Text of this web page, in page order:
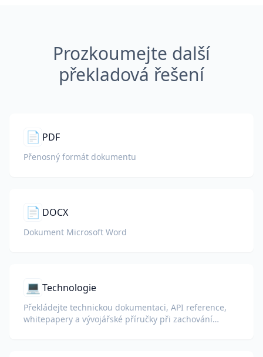
Prozkoumejte další
překladová řešení
📄 PDF
Přenosný formát dokumentu
📄 DOCX
Dokument Microsoft Word
💻 Technologie
Překládejte technickou dokumentaci, API reference,
whitepapery a vývojářské příručky při zachování